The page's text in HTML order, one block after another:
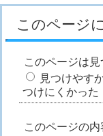
このページ
このページは
見つけやす
つけにくかった
このページの